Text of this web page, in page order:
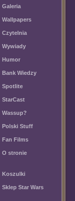
Galeria
Wallpapers
Czytelnia
Wywiady
Humor
Bank Wiedzy
Spotlite
StarCast
Wassup?
Polski Stuff
Fan Films
O stronie
Koszulki
Sklep Star Wars